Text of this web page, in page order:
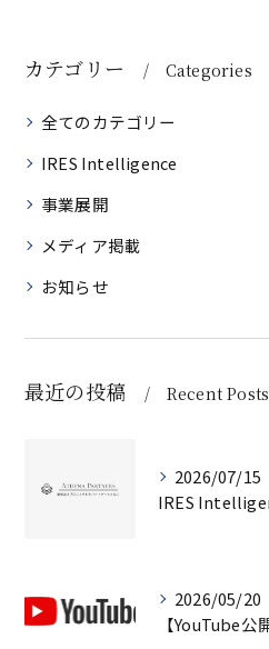
カテゴリー Categories
全てのカテゴリー
IRES Intelligence
事業展開
メディア掲載
お知らせ
最近の投稿 Recent Posts
2026/07/15
2026/05/20